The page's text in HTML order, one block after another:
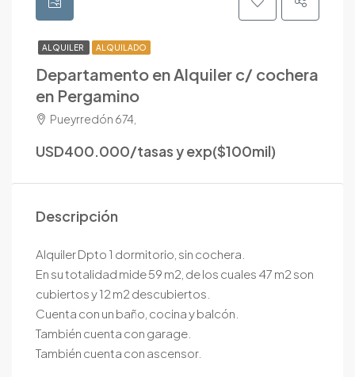
ALQUILER ALQUILADO
Departamento en Alquiler c/ cochera
en Pergamino
Pueyrredón 674,
USD400.000/tasas y exp($100mil)
Descripción
Alquiler Dpto 1 dormitorio, sin cochera.
En su totalidad mide 59 m2, de los cuales 47 m2 son
cubiertos y 12 m2 descubiertos.
Cuenta con un baño, cocina y balcón.
También cuenta con garage.
También cuenta con ascensor.